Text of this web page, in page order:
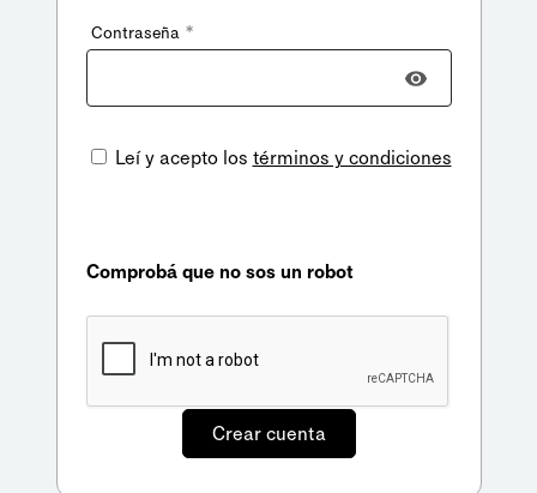
Contraseña *
Leí y acepto los términos y condiciones
Comprobá que no sos un robot